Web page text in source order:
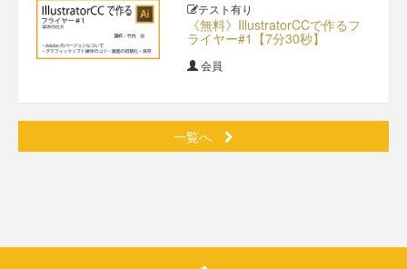
テスト有り
《無料》IllustratorCCで作るフ
ライヤー#1【7分30秒】
会員
一覧へ